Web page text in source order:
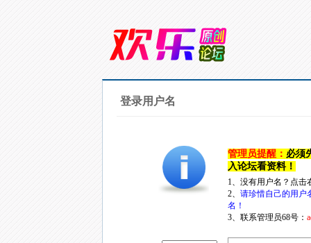
登录用户名
管理员提醒： 必须
入论坛看资料！
1、没有用户名？点
2、 请珍惜自己的用户
名！
3、联系管理员68号：